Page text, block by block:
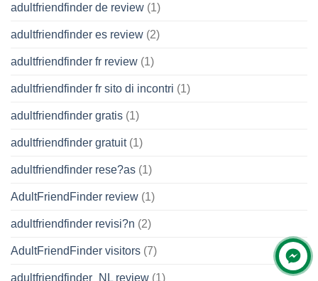
adultfriendfinder de review (1)
adultfriendfinder es review (2)
adultfriendfinder fr review (1)
adultfriendfinder fr sito di incontri (1)
adultfriendfinder gratis (1)
adultfriendfinder gratuit(1)
adultfriendfinder rese?as (1)
AdultFriendFinder review (1)
adultfriendfinder revisi?n (2)
AdultFriendFinder visitors (7)
adultfriendfinder_NL review (1)